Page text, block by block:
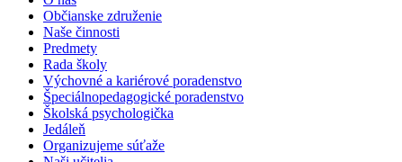
Občianske združenie
Naše činnosti
Predmety
Rada školy
Výchovné a kariérové poradenstvo
Špeciálnopedagogické poradenstvo
Školská psychologička
Jedáleň
Organizujeme súťaže